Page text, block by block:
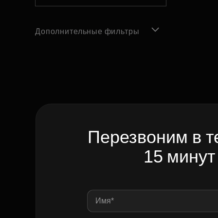
Дополнительные фильтры
Перезвоним в
15 минут